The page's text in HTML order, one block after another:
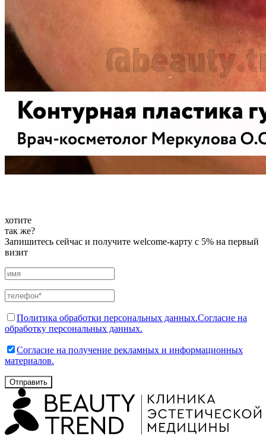
хотите
так же?
Запишитесь сейчас и получите welcome-карту с 5% на первый
визит
Политика обработки персональных данных.Согласие на
обработку персональных данных.
Согласие на получение рекламных и информационных
материалов.
Отправить